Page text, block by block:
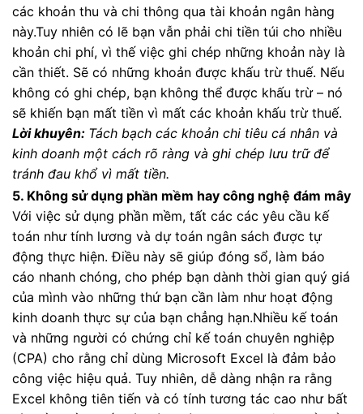
các khoản thu và chi thông qua tài khoản ngân hàng
này.Tuy nhiên có lẽ bạn vẫn phải chi tiền túi cho nhiều
khoản chi phí, vì thế việc ghi chép những khoản này là
cần thiết. Sẽ có những khoản được khấu trừ thuế. Nếu
không có ghi chép, bạn không thể được khấu trừ – nó
sẽ khiến bạn mất tiền vì mất các khoản khấu trừ thuế.
Lời khuyên: Tách bạch các khoản chi tiêu cá nhân và
kinh doanh một cách rõ ràng và ghi chép lưu trữ để
tránh đau khổ vì mất tiền.
5. Không sử dụng phần mềm hay công nghệ đám mây
Với việc sử dụng phần mềm, tất các các yêu cầu kế
toán như tính lương và dự toán ngân sách được tự
động thực hiện. Điều này sẽ giúp đóng sổ, làm báo
cáo nhanh chóng, cho phép bạn dành thời gian quý giá
của mình vào những thứ bạn cần làm như hoạt động
kinh doanh thực sự của bạn chẳng hạn.Nhiều kế toán
và những người có chứng chỉ kế toán chuyên nghiệp
(CPA) cho rằng chỉ dùng Microsoft Excel là đảm bảo
công việc hiệu quả. Tuy nhiên, dễ dàng nhận ra rằng
Excel không tiên tiến và có tính tương tác cao như bất